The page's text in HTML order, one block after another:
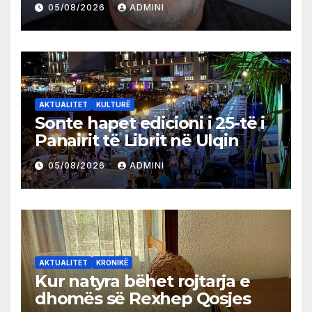
05/08/2026 ADMINI
AKTUALITET KULTURË
Sonte hapet edicioni i 25-të i
Panairit të Librit në Ulqin
05/08/2026 ADMINI
AKTUALITET KRONIKË
Kur natyra bëhet rojtarja e
dhomës së Rexhep Qosjes